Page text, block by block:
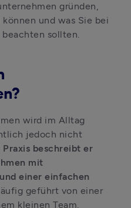
gründen,
und was Sie bei
sollten.
wird im Alltag
jedoch nicht
Praxis beschreibt er
mit
einer einfachen
geführt von einer
kleinen Team.